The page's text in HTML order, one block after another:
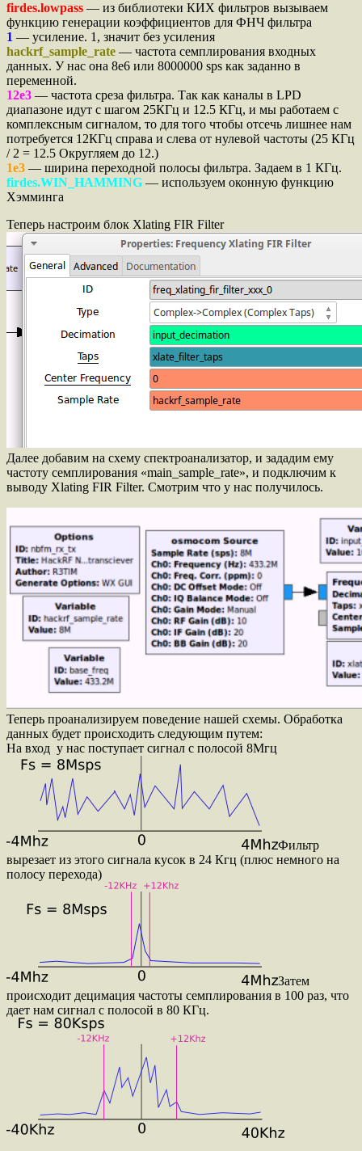
firdes.lowpass — из библиотеки КИХ фильтров вызываем
функцию генерации коэффициентов для ФНЧ фильтра
1 — усиление. 1, значит без усиления
hackrf_sample_rate — частота семплирования входных
данных. У нас она 8e6 или 8000000 sps как заданно в
переменной.
12e3 — частота среза фильтра. Так как каналы в LPD
диапазоне идут с шагом 25КГц и 12.5 КГц, и мы работаем с
комплексным сигналом, то для того чтобы отсечь лишнее нам
потребуется 12КГц справа и слева от нулевой частоты (25 КГц
/ 2 = 12.5 Округляем до 12.)
1e3 — ширина переходной полосы фильтра. Задаем в 1 КГц.
firdes.WIN_HAMMING — используем оконную функцию
Хэмминга
Теперь настроим блок Xlating FIR Filter
Далее добавим на схему спектроанализатор, и зададим ему
частоту семплирования «main_sample_rate», и подключим к
выводу Xlating FIR Filter. Смотрим что у нас получилось.
Теперь проанализируем поведение нашей схемы. Обработка
данных будет происходить следующим путем:
На вход у нас поступает сигнал с полосой 8Мгц
Фильтр
вырезает из этого сигнала кусок в 24 Кгц (плюс немного на
полосу перехода)
Затем
происходит децимация частоты семплирования в 100 раз, что
дает нам сигнал с полосой в 80 КГц.